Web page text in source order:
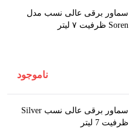
سماور برقی عالی نسب مدل
Soren ظرفیت ۷ لیتر
ناموجود
سماور برقی عالی نسب Silver
ظرفیت 7 لیتر